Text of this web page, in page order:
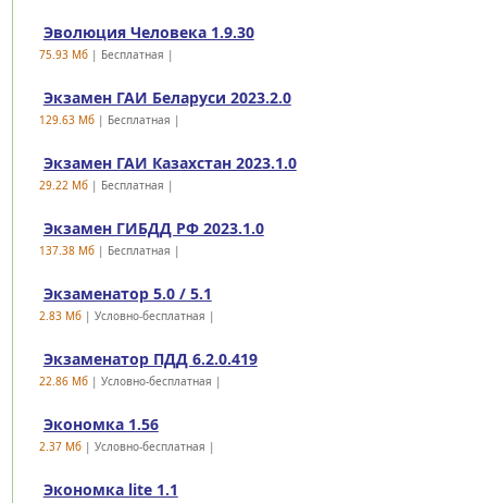
Эволюция Человека 1.9.30
75.93 Mб| Бесплатная |
Экзамен ГАИ Беларуси 2023.2.0
129.63 Mб| Бесплатная |
Экзамен ГАИ Казахстан 2023.1.0
29.22 Mб| Бесплатная |
Экзамен ГИБДД РФ 2023.1.0
137.38 Mб| Бесплатная |
Экзаменатор 5.0 / 5.1
2.83 Mб| Условно-бесплатная |
Экзаменатор ПДД 6.2.0.419
22.86 Mб| Условно-бесплатная |
Экономка 1.56
2.37 Mб| Условно-бесплатная |
Экономка lite 1.1